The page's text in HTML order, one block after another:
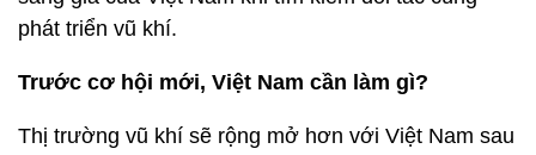
phát triển vũ khí.
Trước cơ hội mới, Việt Nam cần làm gì?
Thị trường vũ khí sẽ rộng mở hơn với Việt Nam sau